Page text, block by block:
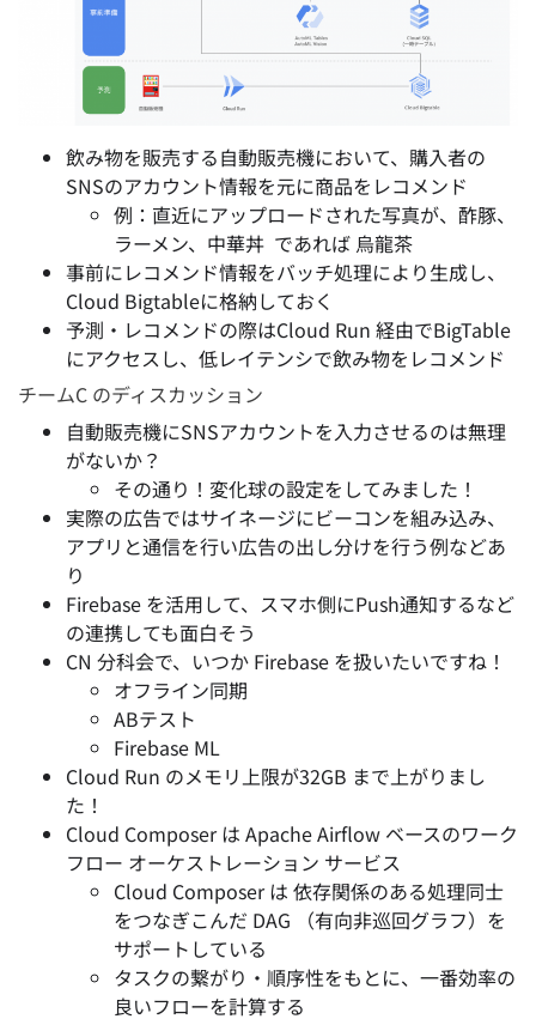
飲み物を販売する自動販売機において、購入者の
SNSのアカウント情報を元に商品をレコメンド
例：直近にアップロードされた写真が、酢豚、
ラーメン、中華丼 であれば 烏龍茶
事前にレコメンド情報をバッチ処理により生成し、
Cloud Bigtableに格納しておく
予測・レコメンドの際はCloud Run 経由でBigTable
にアクセスし、低レイテンシで飲み物をレコメンド
チームC のディスカッション
自動販売機にSNSアカウントを入力させるのは無理
がないか？
その通り！変化球の設定をしてみました！
実際の広告ではサイネージにビーコンを組み込み、
アプリと通信を行い広告の出し分けを行う例などあ
り
Firebase を活用して、スマホ側にPush通知するなど
の連携しても面白そう
CN 分科会で、いつか Firebase を扱いたいですね！
オフライン同期
ABテスト
Firebase ML
Cloud Run のメモリ上限が32GB まで上がりまし
た！
Cloud Composer は Apache Airflow ベースのワーク
フロー オーケストレーション サービス
Cloud Composer は 依存関係のある処理同士
をつなぎこんだ DAG （有向非巡回グラフ）を
サポートしている
タスクの繋がり・順序性をもとに、一番効率の
良いフローを計算する